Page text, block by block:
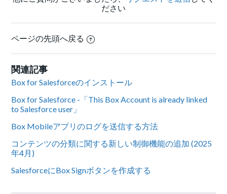
ださい
ページの先頭へ戻る
関連記事
Box for Salesforceのインストール
Box for Salesforce -「This Box Account is already linked
to Salesforce user」
Box Mobileアプリのログを送信する方法
コンテンツの分類に関する新しい制御機能の追加 (2025
年4月)
SalesforceにBox Signボタンを作成する